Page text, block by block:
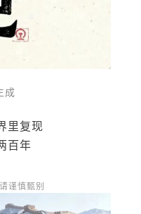
成
里复现
百年
谨慎甄别